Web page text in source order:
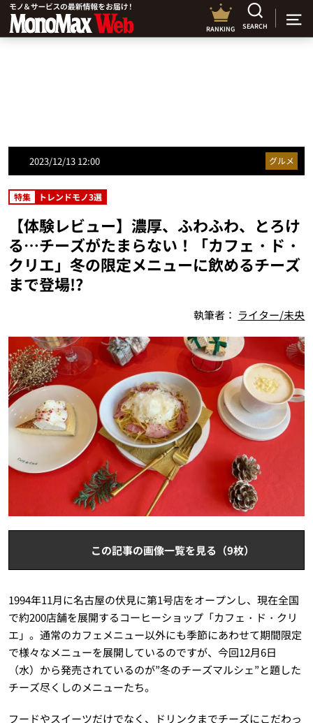
RANKING SEARCH
2023/12/13 12:00 グルメ
特集 トレンドモノ3選
【体験レビュー】濃厚、ふわふわ、とろけ
る…チーズがたまらない！「カフェ・ド・
クリエ」冬の限定メニューに飲めるチーズ
まで登場!?
執筆者： ライター/未央
この記事の画像一覧を見る（9枚）
1994年11月に名古屋の伏見に第1号店をオープンし、現在全国
で約200店舗を展開するコーヒーショップ「カフェ・ド・クリ
エ」。通常のカフェメニュー以外にも季節にあわせて期間限定
で様々なメニューを展開しているのですが、今回12月6日
（水）から発売されているのが”冬のチーズマルシェ”と題した
チーズ尽くしのメニューたち。
フードやスイーツだけでなく、ドリンクまでチーズにこだわっ